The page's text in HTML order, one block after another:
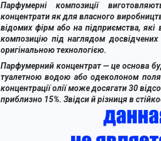
Парфумерні композиції
концентрати як для власного
відомих фірм або на підприємства,
композицію під наглядом
оригінальною технологією.
Парфумерний концентрат— це основа
туалетною водою або одеколоном
концентрації олії може досягати 30
приблизно 15%. Звідси й різниця в